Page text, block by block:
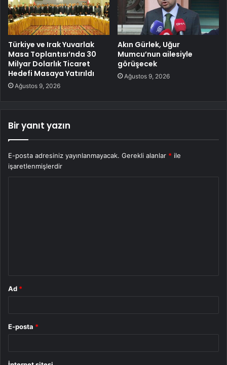
Türkiye ve Irak Yuvarlak
Masa Toplantısı’nda 30
Milyar Dolarlık Ticaret
Hedefi Masaya Yatırıldı
Ağustos 9, 2026
Akın Gürlek, Uğur
Mumcu’nun ailesiyle
görüşecek
Ağustos 9, 2026
Bir yanıt yazın
E-posta adresiniz yayınlanmayacak. Gerekli alanlar * ile
işaretlenmişlerdir
Ad *
E-posta *